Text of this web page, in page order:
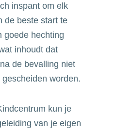
inspant om elk
de beste start te
goede hechting
inhoudt dat
de bevalling niet
worden.
kun je
van je eigen